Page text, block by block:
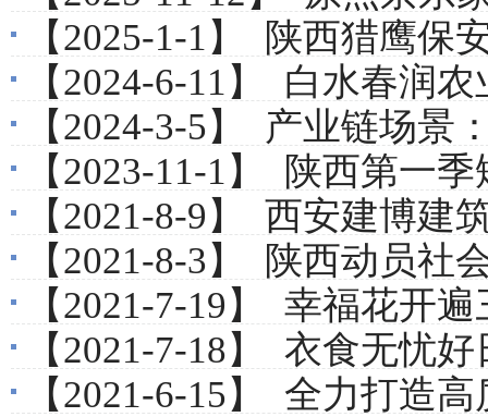
【2025-1-1】
陕西猎鹰保
【2024-6-11】
白水春润农业开
【2024-3-5】
产业链场景
【2023-11-1】
陕西第一季
【2021-8-9】
西安建博建
【2021-8-3】
陕西动员社会组织
【2021-7-19】
幸福花开遍
【2021-7-18】
衣食无忧好
【2021-6-15】
全力打造高